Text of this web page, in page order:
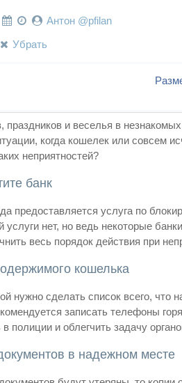
Антон @pfilan
Убрать
праздников и веселья в
когда кошелек или совсем
неприятностей?
банк
предоставляется услуга по
услуги нет, но ведь некоторые
весь порядок действия при
кошелька
нужно сделать список всего, что
записать телефоны
полиции и облегчить задачу
в надежном месте